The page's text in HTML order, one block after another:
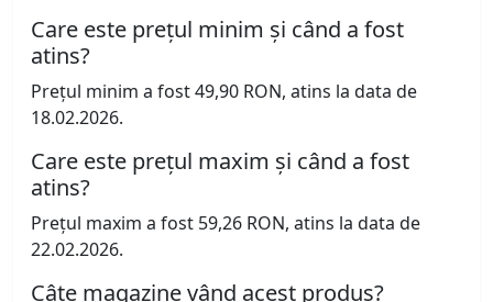
Care este prețul minim și când a fost
atins?
Prețul minim a fost 49,90 RON, atins la data de
18.02.2026.
Care este prețul maxim și când a fost
atins?
Prețul maxim a fost 59,26 RON, atins la data de
22.02.2026.
Câte magazine vând acest produs?